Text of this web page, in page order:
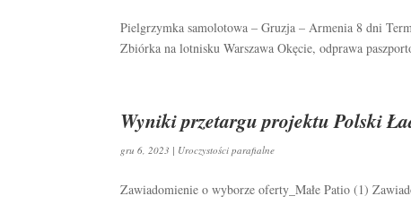
Pielgrzymka samolotowa – Gruzja – Armenia 8
Zbiórka na lotnisku Warszawa Okęcie, odprawa
Wyniki przetargu projektu Polski
gru 6, 2023 | Uroczystości parafialne
Zawiadomienie o wyborze oferty_Małe Patio (1)